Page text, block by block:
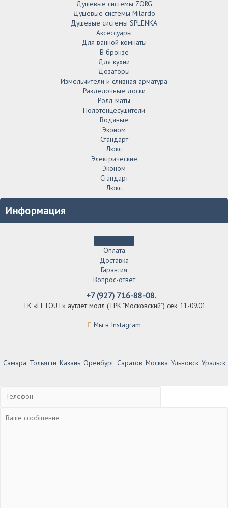
Душевые системы ZORG
Душевые системы Milardo
Душевые системы SPLENKA
Аксессуары
Для ванной комнаты
В бронзе
Для кухни
Дозаторы
Измельчители и сливная арматура
Разделочные доски
Ролл-маты
Полотенцесушители
Водяные
Эконом
Стандарт
Люкс
Электрические
Эконом
Стандарт
Люкс
Информация
Оплата
Доставка
Гарантия
Вопрос-ответ
+7 (927) 716-88-08.
ТК «LETOUT» аутлет молл (ТРК "Московский") сек. 11-09.01
Мы в Instagram
Самара Тольятти Казань Оренбург Саратов Москва Ульновск Уральск